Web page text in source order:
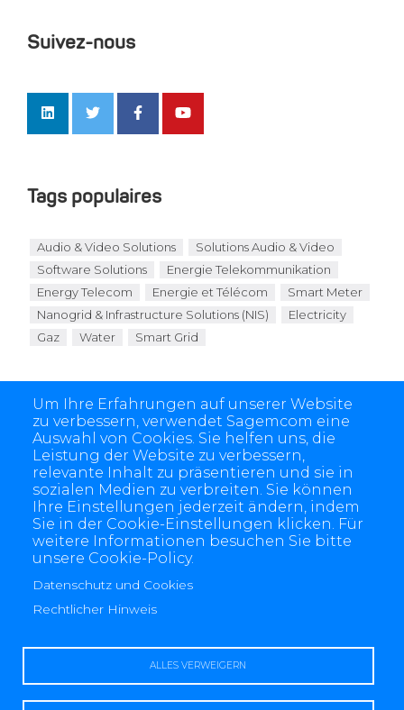
Suivez-nous
Tags populaires
Audio & Video Solutions
Solutions Audio & Video
Software Solutions
Energie Telekommunikation
Energy Telecom
Energie et Télécom
Smart Meter
Nanogrid & Infrastructure Solutions (NIS)
Electricity
Gaz
Water Smart Grid
Um Ihre Erfahrungen auf unserer Website
zu verbessern, verwendet Sagemcom eine
Auswahl von Cookies. Sie helfen uns, die
Leistung der Website zu verbessern,
relevante Inhalt zu präsentieren und sie in
sozialen Medien zu verbreiten. Sie können
Ihre Einstellungen jederzeit ändern, indem
Sie in der Cookie-Einstellungen klicken. Für
weitere Informationen besuchen Sie bitte
unsere Cookie-Policy.
Datenschutz und Cookies
Rechtlicher Hinweis
ALLES VERWEIGERN
4 allée des Messageries, 92270 Bois-Colombes, France